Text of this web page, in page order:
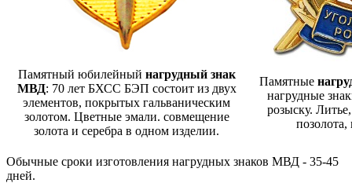
Памятный юбилейный нагрудный знак
МВД: 70 лет БХСС БЭП состоит из двух
элементов, покрытых гальваническим
золотом. Цветные эмали. совмещение
золота и серебра в одном изделии.
Памятные
нагрудные
розыску.
Обычные сроки изготовления нагрудных знаков МВД - 35-45
дней.